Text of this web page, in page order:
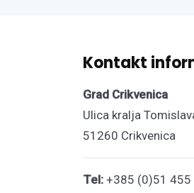
Kontakt
Grad Crikvenica
Ulica kralja
51260 Crikvenica
Tel: +385 (0)51 455